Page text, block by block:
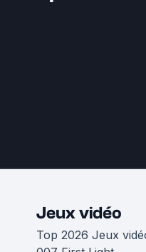
Jeux vidéo
Top 2026 Jeux